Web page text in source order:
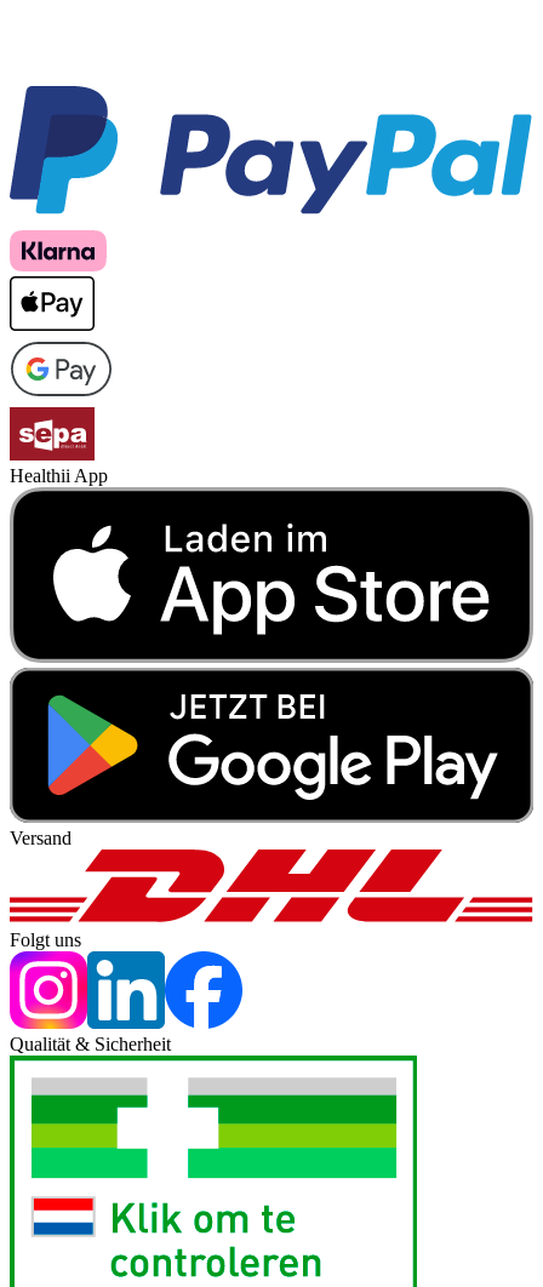
Healthii App
Versand
Folgt uns
Qualität & Sicherheit